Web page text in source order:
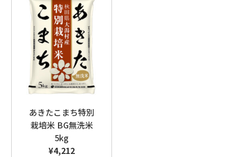
あきたこまち特別
栽培米 BG無洗米
5kg
¥4,212